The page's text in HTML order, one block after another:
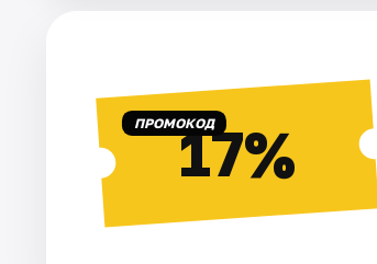
Рейтинги
ПРОМОКОД17%